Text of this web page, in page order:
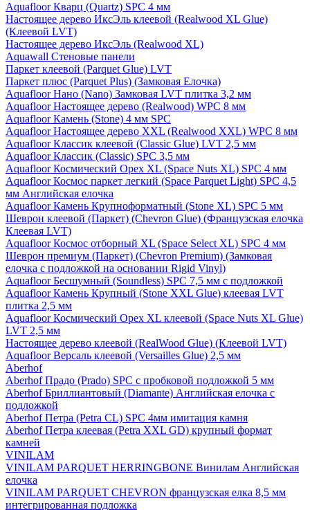
Aquafloor Кварц (Quartz) SPC 4 мм
Настоящее дерево ИксЭль клеевой (Realwood XL Glue)
(Клеевой LVT)
Настоящее дерево ИксЭль (Realwood XL)
Aquawall Стеновые панели
Паркет клеевой (Parquet Glue) LVT
Паркет плюс (Parquet Plus) (Замковая Елочка)
Aquafloor Нано (Nano) Замковая LVT плитка 3,2 мм
Aquafloor Настоящее дерево (Realwood) WPC 8 мм
Aquafloor Камень (Stone) 4 мм SPC
Aquafloor Настоящее дерево XXL (Realwood XXL) WPC 8 мм
Aquafloor Классик клеевой (Classic Glue) LVT 2,5 мм
Aquafloor Классик (Classic) SPC 3,5 мм
Aquafloor Космический Орех XL (Space Nuts XL) SPC 4 мм
Aquafloor Космос паркет легкий (Space Parquet Light) SPC 4,5
мм Английская елочка
Aquafloor Камень Крупноформатный (Stone XL) SPC 5 мм
Шеврон клеевой (Паркет) (Chevron Glue) (Французская елочка
Клеевая LVT)
Aquafloor Космос отборный XL (Space Select XL) SPC 4 мм
Шеврон премиум (Паркет) (Chevron Premium) (Замковая
елочка с подложкой на основании Rigid Vinyl)
Aquafloor Бесшумный (Soundless) SPC 7,5 мм с подложкой
Aquafloor Камень Крупный (Stone XXL Glue) клеевая LVT
плитка 2,5 мм
Aquafloor Космический Орех XL клеевой (Space Nuts XL Glue)
LVT 2,5 мм
Настоящее дерево клеевой (RealWood Glue) (Клеевой LVT)
Aquafloor Версаль клеевой (Versailles Glue) 2,5 мм
Aberhof
Aberhof Прадо (Prado) SPC с пробковой подложкой 5 мм
Aberhof Бриллиантовый (Diamante) Английская елочка с
подложкой
Aberhof Петра (Petra CL) SPC 4мм имитация камня
Aberhof Петра клеевая (Petra XXL GD) крупный формат
камней
VINILAM
VINILAM PARQUET HERRINGBONE Винилам Английская
елочка
VINILAM PARQUET CHEVRON французская елка 8,5 мм
интегрированная подложка